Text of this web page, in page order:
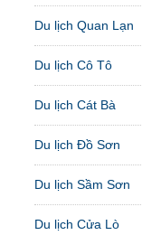
Du lịch Quan Lạn
Du lịch Cô Tô
Du lịch Cát Bà
Du lịch Đồ Sơn
Du lịch Sầm Sơn
Du lịch Cửa Lò